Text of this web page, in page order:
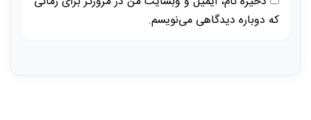
که دوباره دیدگاهی می‌نویسم.